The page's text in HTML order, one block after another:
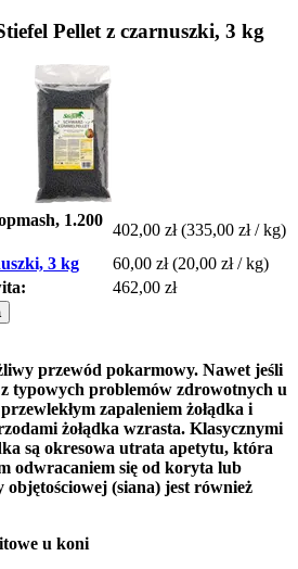
Pellet z czarnuszki, 3 kg
1.200
402,00 zł (335,00 zł / kg)
3 kg
60,00 zł (20,00 zł / kg)
462,00 zł
przewód pokarmowy. Nawet jeśli
typowych problemów zdrowotnych u
zapaleniem żołądka i
żołądka wzrasta. Klasycznymi
są okresowa utrata apetytu, która
odwracaniem się od koryta lub
objętościowej (siana) jest również
u koni